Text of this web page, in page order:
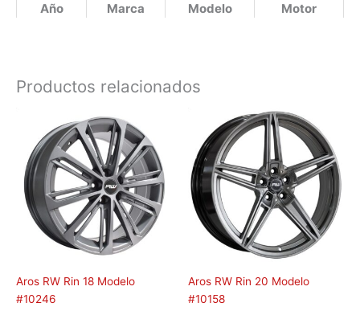
Año Marca Modelo Motor
Productos relacionados
Aros RW Rin 18 Modelo
#10246
Aros RW Rin 20 Modelo
#10158